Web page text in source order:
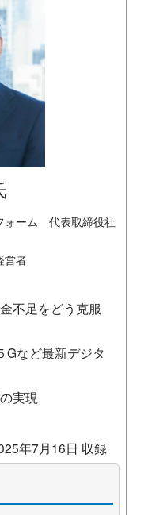
ォーム 代表取締役社
営者
不足をどう克服
Gなど最新デジタ
実現
年7月16日 収録